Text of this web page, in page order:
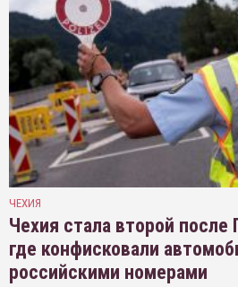
ЧЕХИЯ
Чехия стала второй после
где конфисковали
российскими номерами